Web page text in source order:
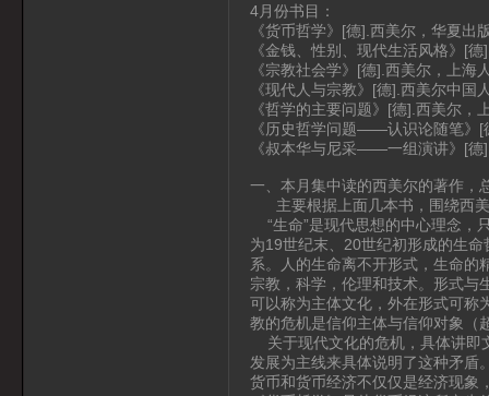
4月份书目：
《货币哲学》[德].西美尔，华夏出
《金钱、性别、现代生活风格》[
《宗教社会学》[德].西美尔，上海
《现代人与宗教》[德].西美尔中国
《哲学的主要问题》[德].西美尔，
《历史哲学问题——认识论随笔》
《叔本华与尼采——一组演讲》[
一、本月集中读的西美尔的著作，
主要根据上面几本书，围绕西美
“生命”是现代思想的中心理念，
为19世纪末、20世纪初形成的生
系。人的生命离不开形式，生命的
宗教，科学，伦理和技术。形式与
可以称为主体文化，外在形式可称
教的危机是信仰主体与信仰对象（
关于现代文化的危机，具体讲即
发展为主线来具体说明了这种矛盾
货币和货币经济不仅仅是经济现象